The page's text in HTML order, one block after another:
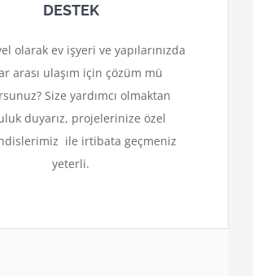
DESTEK
olarak ev işyeri ve yapılarınızda
arası ulaşım için çözüm mü
Size yardımcı olmaktan
duyarız, projelerinize özel
ile irtibata geçmeniz
yeterli.